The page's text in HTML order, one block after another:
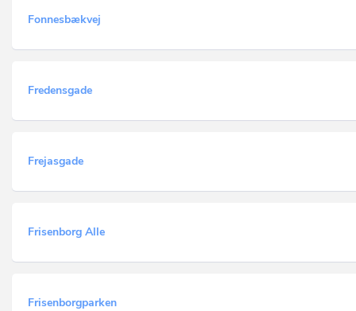
Fonnesbækvej
Fredensgade
Frejasgade
Frisenborg Alle
Frisenborgparken